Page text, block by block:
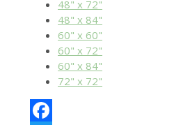
48" x 72"
48" x 84"
60" x 60"
60" x 72"
60" x 84"
72" x 72"